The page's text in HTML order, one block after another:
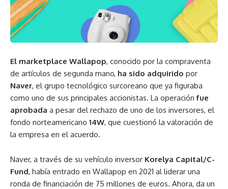
El marketplace Wallapop, conocido por la compraventa
de artículos de segunda mano, ha sido adquirido por
Naver, el grupo tecnológico surcoreano que ya figuraba
como uno de sus principales accionistas. La operaciónfue
aprobada a pesar del rechazo de uno de los inversores, el
fondo norteamericano 14W, que cuestionó la valoración de
la empresa en el acuerdo.
Naver, a través de su vehículo inversor Korelya Capital/C-
Fund, había entrado en Wallapop en 2021 al liderar una
ronda de financiación de 75 millones de euros. Ahora, da un